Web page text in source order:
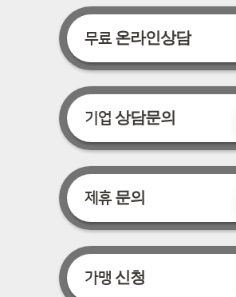
무료온라인상담
기업 상담문의
제휴문의
가맹 신청